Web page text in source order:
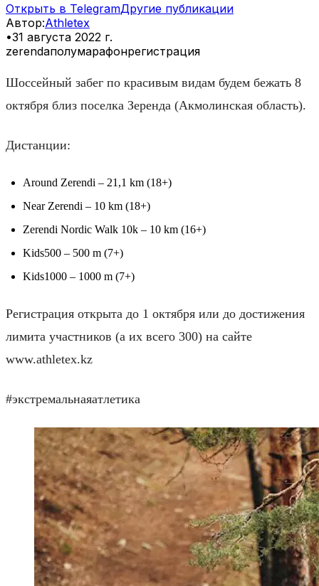
Открыть в TelegramДругие публикации
Автор:Athletex
•31 августа 2022 г.
zerendaполумарафонрегистрация
Шоссейный забег по красивым видам будем бежать 8
октября близ поселка Зеренда (Акмолинская область).
Дистанции:
Around Zerendi – 21,1 km (18+)
Near Zerendi – 10 km (18+)
Zerendi Nordic Walk 10k – 10 km (16+)
Kids500 – 500 m (7+)
Kids1000 – 1000 m (7+)
Регистрация открыта до 1 октября или до достижения
лимита участников (а их всего 300) на сайте
www.athletex.kz
#экстремальнаяатлетика